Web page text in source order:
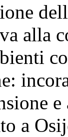
alla
a